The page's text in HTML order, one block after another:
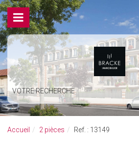
VOTRE RECHERCHE
Accueil 2 pièces Ref. : 13149